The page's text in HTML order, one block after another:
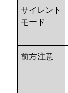
サイレント
モード
前方注意